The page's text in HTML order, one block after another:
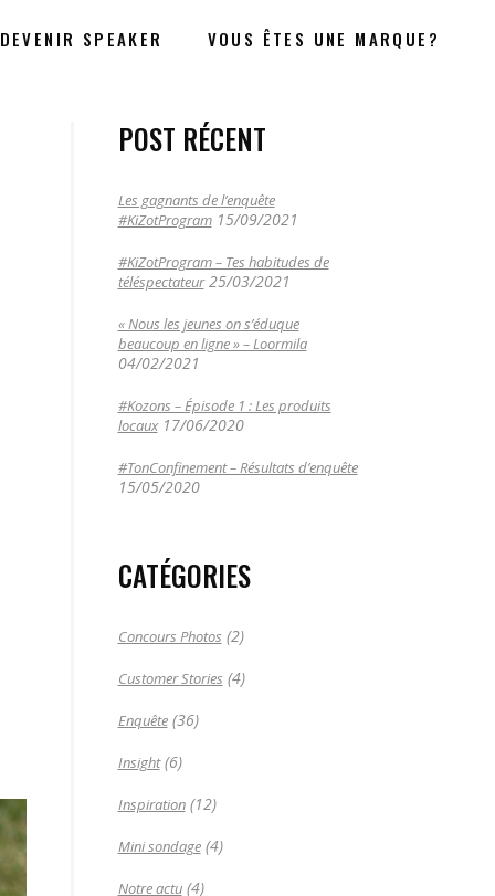
DEVENIR SPEAKER VOUS ÊTES UNE MARQUE?
POST RÉCENT
Les gagnants de l’enquête
#KiZotProgram 15/09/2021
#KiZotProgram – Tes habitudes de
téléspectateur 25/03/2021
« Nous les jeunes on s’éduque
beaucoup en ligne » – Loormila
04/02/2021
#Kozons – Épisode 1 : Les produits
locaux 17/06/2020
#TonConfinement – Résultats d’enquête
15/05/2020
CATÉGORIES
Concours Photos (2)
Customer Stories (4)
Enquête(36)
Insight(6)
Inspiration(12)
Mini sondage(4)
Notre actu(4)